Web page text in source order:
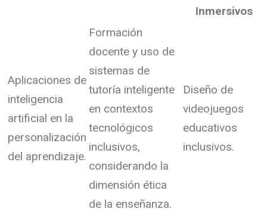
Inmersivos
Aplicaciones de
inteligencia
artificial en la
personalización
del aprendizaje.
Formación
docente y uso de
sistemas de
tutoría inteligente
en contextos
tecnológicos
inclusivos,
considerando la
dimensión ética
de la enseñanza.
Diseño de
videojuegos
educativos
inclusivos.